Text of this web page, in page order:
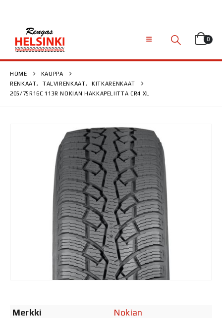
0
HOME
KAUPPA
RENKAAT, TALVIRENKAAT,
KITKARENKAAT
205/75R16C 113R NOKIAN HAKKAPELIITTA CR4 XL
Merkki
Nokian